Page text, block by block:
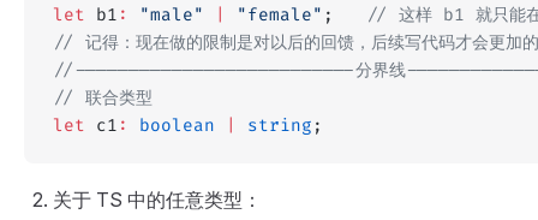
let b1 : "male" "female" ;
// 这样 b1 就只能在
// 记得：现在做的限制是对以后的回馈，后续写代码才会更加
//--------------------------分界线
// 联合类型
let c1 : boolean string ;
关于 TS 中的任意类型：